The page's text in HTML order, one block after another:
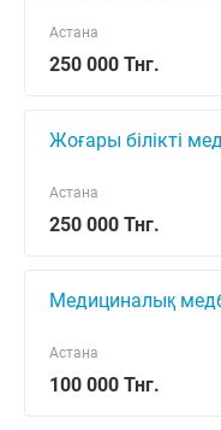
250 000 Тнг.
Астана
Жоғары білікті
250 000 Тнг.
Астана
Медициналық
100 000 Тнг.
Астана